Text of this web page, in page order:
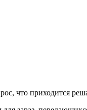
что приходится